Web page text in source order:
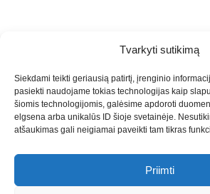
Tvarkyti sutikimą
Siekdami teikti geriausią patirtį, įrenginio
pasiekti naudojame tokias technologijas kaip
šiomis technologijomis, galėsime apdoroti
elgsena arba unikalūs ID šioje svetainėje.
atšaukimas gali neigiamai paveikti tam tikras
Priimti
PASLAUGOS. SEO tekstų rašymas,
straipsnių rašymas ir talpinimas į mūsų
svetaines.2026Armijai.LTTheme:
Themes.
Marketingo agentūra -Teisinės